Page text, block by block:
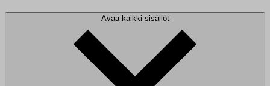
Avaa kaikki sisällöt